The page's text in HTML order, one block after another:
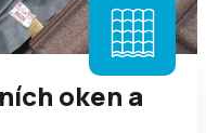
oken a